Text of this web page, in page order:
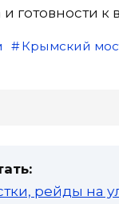
готовности
Крымский
рейды на